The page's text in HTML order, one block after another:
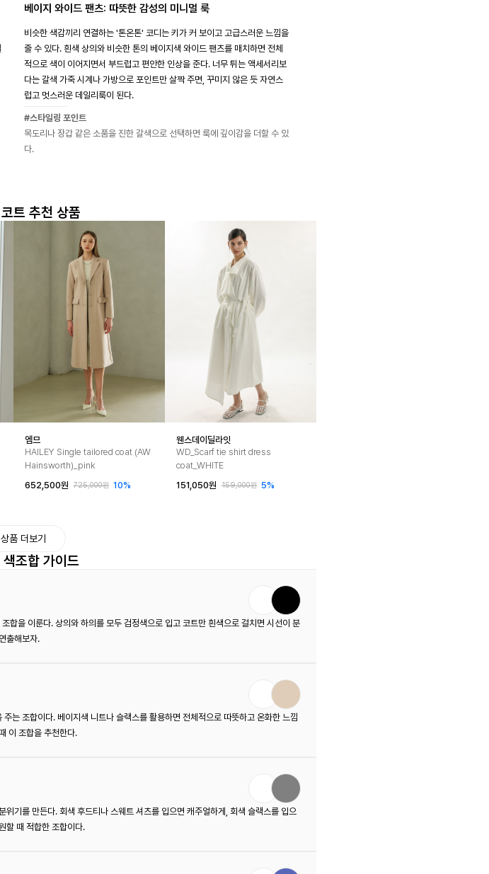
베이지 와이드 팬츠: 따뜻한 감성의 미니멀 룩
비슷한 색감끼리 연결하는 '톤온톤' 코디는 키가 커 보이고 고급스러운 느낌을
줄 수 있다. 흰색 상의와 비슷한 톤의 베이지색 와이드 팬츠를 매치하면 전체
적으로 색이 이어지면서 부드럽고 편안한 인상을 준다. 너무 튀는 액세서리보
다는 갈색 가죽 시계나 가방으로 포인트만 살짝 주면, 꾸미지 않은 듯 자연스
럽고 멋스러운 데일리룩이 된다.
#스타일링 포인트
목도리나 장갑 같은 소품을 진한 갈색으로 선택하면 룩에 깊이감을 더할 수 있
다.
트 추천 상품
엠므
HAILEY Single tailored coat (AW
Hainsworth)_pink
652,500원
725,000원 10%
웬스데이딜라잇
WD_Scarf tie shirt dress
coat_WHITE
151,050원
159,000원 5%
품 더보기
조합 가이드
합을 이룬다. 상의와 하의를 모두 검정색으로 입고 코트만 흰색으로 걸치면 시선이 분
출해보자.
는 조합이다. 베이지색 니트나 슬랙스를 활용하면 전체적으로 따뜻하고 온화한 느낌
이 조합을 추천한다.
기를 만든다. 회색 후드티나 스웨트 셔츠를 입으면 캐주얼하게, 회색 슬랙스를 입으
할 때 적합한 조합이다.